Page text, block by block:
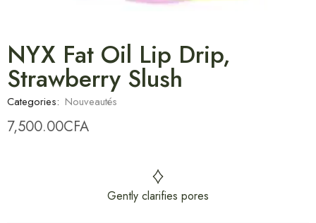
NYX Fat Oil Lip Drip,
Strawberry Slush
Categories: Nouveautés
7,500.00CFA
Gently clarifies pores